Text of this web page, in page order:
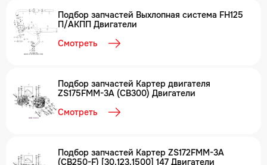
Подбор запчастей Выхлопная система FH125
П/АКПП Двигатели
Смотреть
Подбор запчастей Картер двигателя
ZS175FMM-3A (CB300) Двигатели
Смотреть
Подбор запчастей Картер ZS172FMM-3A
(CB250-F) [30.123.1500] 147 Двигатели